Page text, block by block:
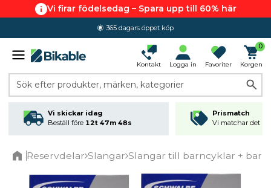
Vi firar födelsedag – Spara upp till 60% här
365 dagars öppet köp
Kontakt Logga in Favoriter
0
Korgen
Sök efter produkter, märken, kategorier
Vi skickar idag
Beställ före 12t 47m 47s
Prismatch
Vi matchar det
Reservdelar Slangar Slangar till barncyklar +